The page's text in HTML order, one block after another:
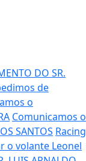
DO SR.
de
o
Comunicamos o
SANTOS Racing
o volante Leonel